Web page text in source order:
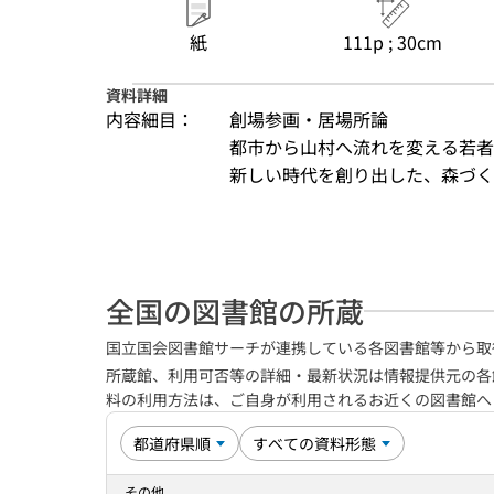
紙 111p ; 30cm
資料詳細
内容細目：
創場参画・居場所論
都市から山村へ流れを変える若
新しい時代を創り出した、森づ
全国の図書館の所蔵
国立国会図書館サーチが連携している各図書館等から
所蔵館、利用可否等の詳細・最新状況は情報提供元の
料の利用方法は、ご自身が利用されるお近くの図書館